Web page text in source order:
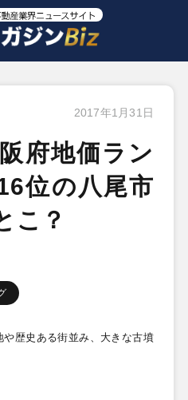
2017年1月31日
府地価ラン
位の八尾市
こ？
歴史ある街並み、大きな古墳